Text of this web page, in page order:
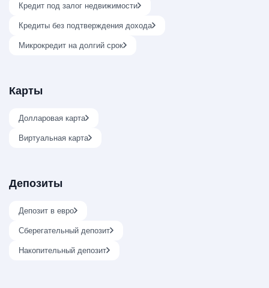
Кредит под залог недвижимости
Кредиты без подтверждения дохода
Микрокредит на долгий срок
Карты
Долларовая карта
Виртуальная карта
Депозиты
Депозит в евро
Сберегательный депозит
Накопительный депозит